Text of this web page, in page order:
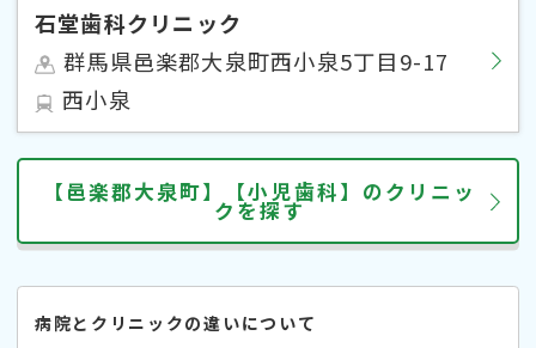
石堂歯科クリニック
群馬県邑楽郡大泉町西小泉5丁目9-17
西小泉
【邑楽郡大泉町】【小児歯科】のクリニッ
クを探す
病院とクリニックの違いについて